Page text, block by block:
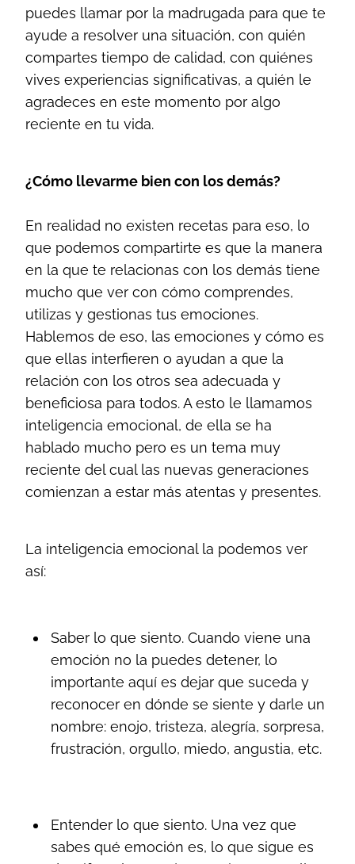
puedes llamar por la madrugada para que te
ayude a resolver una situación, con quién
compartes tiempo de calidad, con quiénes
vives experiencias significativas, a quién le
agradeces en este momento por algo
reciente en tu vida.
¿Cómo llevarme bien con los demás?
En realidad no existen recetas para eso, lo
que podemos compartirte es que la manera
en la que te relacionas con los demás tiene
mucho que ver con cómo comprendes,
utilizas y gestionas tus emociones.
Hablemos de eso, las emociones y cómo es
que ellas interfieren o ayudan a que la
relación con los otros sea adecuada y
beneficiosa para todos. A esto le llamamos
inteligencia emocional, de ella se ha
hablado mucho pero es un tema muy
reciente del cual las nuevas generaciones
comienzan a estar más atentas y presentes.
La inteligencia emocional la podemos ver
así:
Saber lo que siento. Cuando viene una
emoción no la puedes detener, lo
importante aquí es dejar que suceda y
reconocer en dónde se siente y darle un
nombre: enojo, tristeza, alegría, sorpresa,
frustración, orgullo, miedo, angustia, etc.
Entender lo que siento. Una vez que
sabes qué emoción es, lo que sigue es